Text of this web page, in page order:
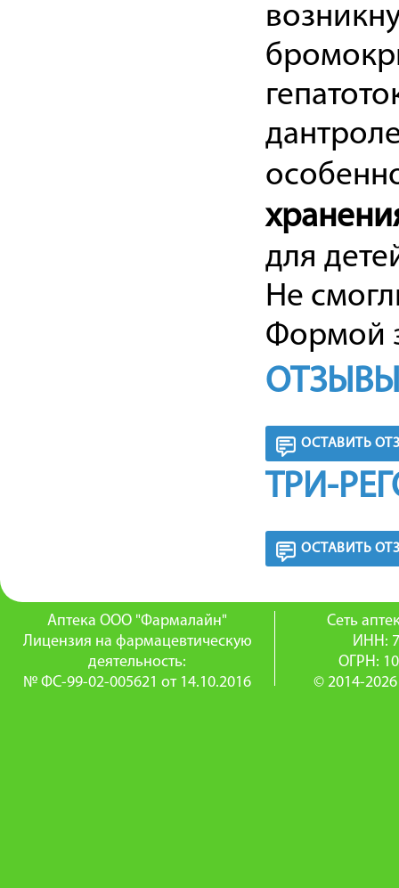
для
Не
Формой
ОСТАВИТЬ
ТРИ-
ОСТАВИТЬ
Аптека ООО "Фармалайн"
Лицензия на фармацевтическую
деятельность:
№ ФС-99-02-005621 от 14.10.2016
Сеть
ИНН:
ОГРН:
© 2014-